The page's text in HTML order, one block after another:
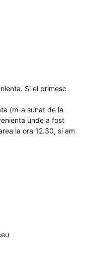
Si ei primesc
(m-a sunat de la
unde a fost
la ora 12.30, si am